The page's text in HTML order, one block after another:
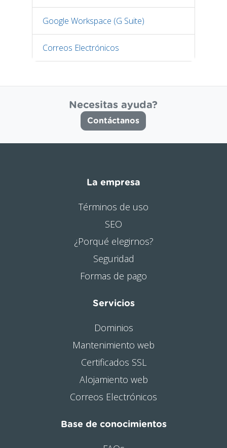
Google Workspace (G Suite)
Correos Electrónicos
Necesitas ayuda?
Contáctanos
La empresa
Términos de uso
SEO
¿Porqué elegirnos?
Seguridad
Formas de pago
Servicios
Dominios
Mantenimiento web
Certificados SSL
Alojamiento web
Correos Electrónicos
Base de conocimientos